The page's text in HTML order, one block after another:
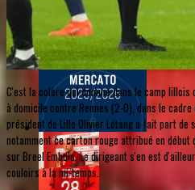
C'est la colère qui domine dans le camp
à domicile contre Rennes (2-0), dans le cadre
président de Lille Olivier Létang a fait part
notamment ce carton rouge attribué en début
sur Breel Embolo. Le dirigeant s'en est
couloirs à la mi-temps.